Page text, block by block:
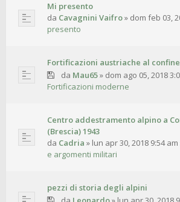
Mi presento
da Cavagnini Vaifro» dom feb 03,
presento
Fortificazioni austriache al confine
da Mau65» dom ago 05, 2018
Fortificazioni moderne
Centro addestramento alpino a
(Brescia) 1943
da Cadria » lun apr 30, 2018 9:54 am
e argomenti militari
pezzi di storia degli alpini